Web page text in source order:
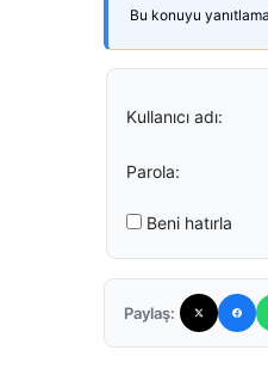
Bu konuyu
Kullanıcı adı:
Parola:
Beni hatırla
Paylaş: